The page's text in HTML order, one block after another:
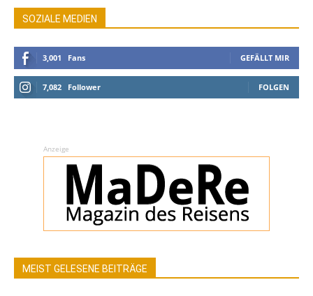
SOZIALE MEDIEN
3,001 Fans GEFÄLLT MIR
7,082 Follower FOLGEN
Anzeige
MEIST GELESENE BEITRÄGE